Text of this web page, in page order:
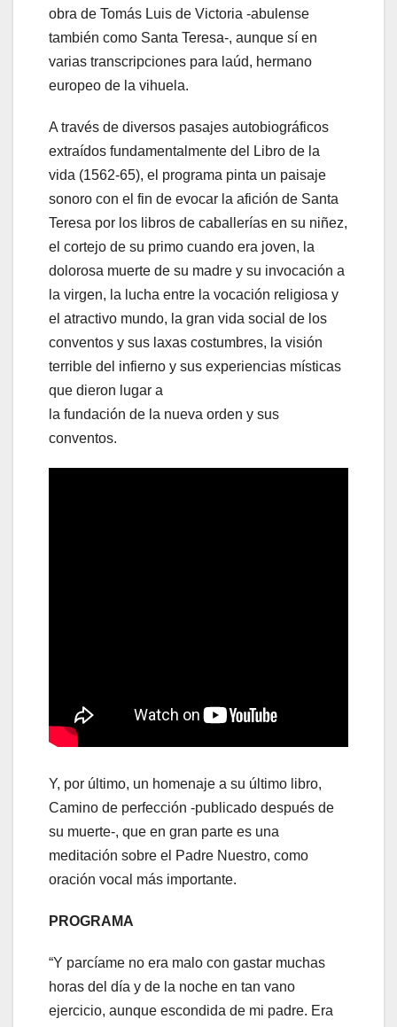
obra de Tomás Luis de Victoria -abulense
también como Santa Teresa-, aunque sí en
varias transcripciones para laúd, hermano
europeo de la vihuela.
A través de diversos pasajes autobiográficos
extraídos fundamentalmente del Libro de la
vida (1562-65), el programa pinta un paisaje
sonoro con el fin de evocar la afición de Santa
Teresa por los libros de caballerías en su niñez,
el cortejo de su primo cuando era joven, la
dolorosa muerte de su madre y su invocación a
la virgen, la lucha entre la vocación religiosa y
el atractivo mundo, la gran vida social de los
conventos y sus laxas costumbres, la visión
terrible del infierno y sus experiencias místicas
que dieron lugar a
la fundación de la nueva orden y sus
conventos.
Y, por último, un homenaje a su último libro,
Camino de perfección -publicado después de
su muerte-, que en gran parte es una
meditación sobre el Padre Nuestro, como
oración vocal más importante.
PROGRAMA
“Y parcíame no era malo con gastar muchas
horas del día y de la noche en tan vano
ejercicio, aunque escondida de mi padre. Era